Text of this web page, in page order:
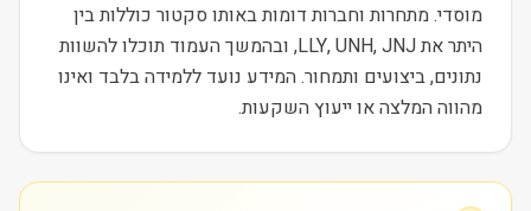
מוסדי. מתחרות וחברות דומות באותו סקטור כוללות בין
היתר את LLY, UNH, JNJ, ובהמשך העמוד תוכלו להשוות
נתונים, ביצועים ותמחור. המידע נועד ללמידה בלבד ואינו
מהווה המלצה או ייעוץ השקעות.